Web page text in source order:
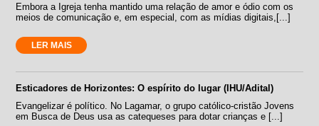
Embora a Igreja tenha mantido uma relação de amor e ódio com os
meios de comunicação e, em especial, com as mídias digitais,[...]
LER MAIS
Esticadores de Horizontes: O espírito do lugar (IHU/Adital)
Evangelizar é político. No Lagamar, o grupo católico-cristão Jovens
em Busca de Deus usa as catequeses para dotar crianças e [...]